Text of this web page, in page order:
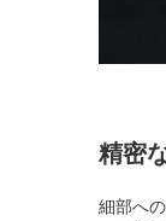
精密
細部へ